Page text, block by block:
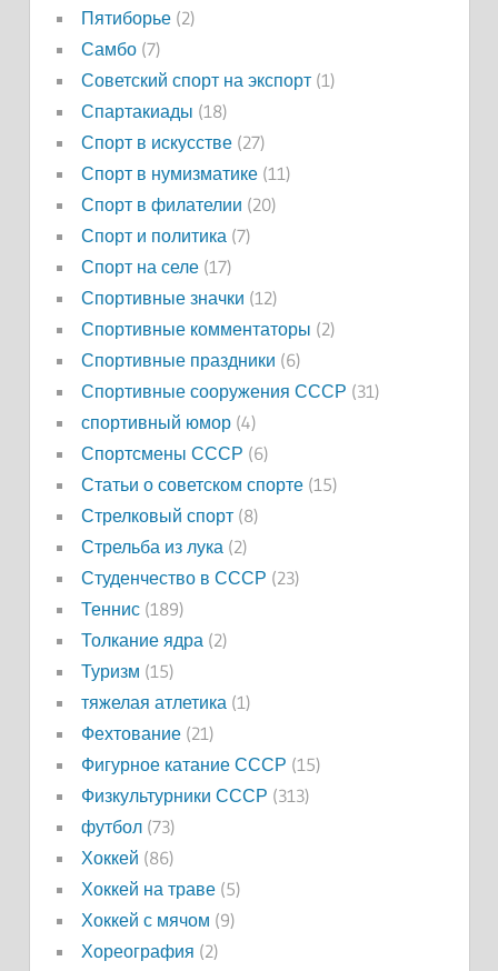
Пятиборье(2)
Самбо(7)
Советский спорт на экспорт(1)
Спартакиады (18)
Спорт в искусстве(27)
Спорт в нумизматике(11)
Спорт в филателии (20)
Спорт и политика(7)
Спорт на селе(17)
Спортивные значки (12)
Спортивные комментаторы (2)
Спортивные праздники (6)
Спортивные сооружения СССР (31)
спортивный юмор(4)
Спортсмены СССР (6)
Статьи о советском спорте(15)
Стрелковый спорт(8)
Стрельба из лука(2)
Студенчество в СССР (23)
Теннис(189)
Толкание ядра(2)
Туризм (15)
тяжелая атлетика(1)
Фехтование(21)
Фигурное катание СССР (15)
Физкультурники СССР (313)
футбол(73)
Хоккей (86)
Хоккей на траве(5)
Хоккей с мячом (9)
Хореография (2)